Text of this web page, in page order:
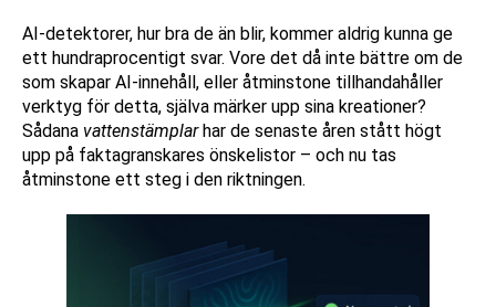
AI-detektorer, hur bra de än blir, kommer aldrig kunna ge
ett hundraprocentigt svar. Vore det då inte bättre om de
som skapar AI-innehåll, eller åtminstone tillhandahåller
verktyg för detta, själva märker upp sina kreationer?
Sådana vattenstämplarhar de senaste åren stått högt
upp på faktagranskares önskelistor – och nu tas
åtminstone ett steg i den riktningen.